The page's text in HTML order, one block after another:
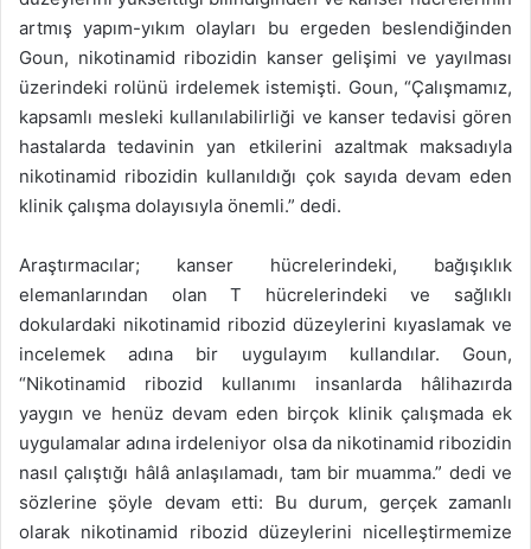
artmış yapım-yıkım olayları bu ergeden beslendiğinden
Goun, nikotinamid ribozidin kanser gelişimi ve yayılması
üzerindeki rolünü irdelemek istemişti. Goun, “Çalışmamız,
kapsamlı mesleki kullanılabilirliği ve kanser tedavisi gören
hastalarda tedavinin yan etkilerini azaltmak maksadıyla
nikotinamid ribozidin kullanıldığı çok sayıda devam eden
klinik çalışma dolayısıyla önemli.” dedi.
Araştırmacılar; kanser hücrelerindeki, bağışıklık
elemanlarından olan T hücrelerindeki ve sağlıklı
dokulardaki nikotinamid ribozid düzeylerini kıyaslamak ve
incelemek adına bir uygulayım kullandılar. Goun,
“Nikotinamid ribozid kullanımı insanlarda hâlihazırda
yaygın ve henüz devam eden birçok klinik çalışmada ek
uygulamalar adına irdeleniyor olsa da nikotinamid ribozidin
nasıl çalıştığı hâlâ anlaşılamadı, tam bir muamma.” dedi ve
sözlerine şöyle devam etti: Bu durum, gerçek zamanlı
olarak nikotinamid ribozid düzeylerini nicelleştirmemize